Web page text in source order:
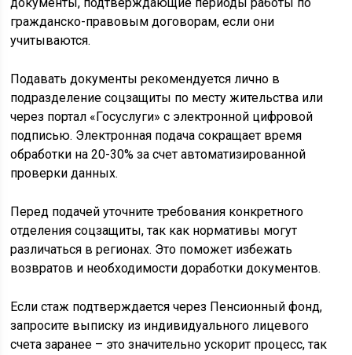
гражданско-правовым договорам, если они
учитываются.
Подавать документы рекомендуется лично в
подразделение соцзащиты по месту жительства или
через портал «Госуслуги» с электронной цифровой
подписью. Электронная подача сокращает время
обработки на 20-30% за счет автоматизированной
проверки данных.
Перед подачей уточните требования конкретного
отделения соцзащиты, так как нормативы могут
различаться в регионах. Это поможет избежать
возвратов и необходимости доработки документов.
Если стаж подтверждается через Пенсионный фонд,
запросите выписку из индивидуального лицевого
счета заранее – это значительно ускорит процесс, так